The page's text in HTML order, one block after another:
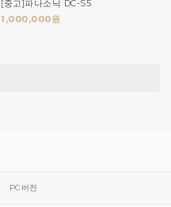
[중고]파나소닉 DC-S5
1,000,000원
PC버전